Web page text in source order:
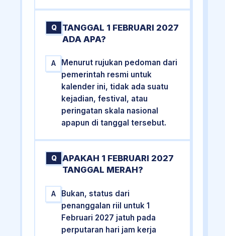
Q
TANGGAL 1 FEBRUARI 2027
ADA APA?
A
Menurut rujukan pedoman dari
pemerintah resmi untuk
kalender ini, tidak ada suatu
kejadian, festival, atau
peringatan skala nasional
apapun di tanggal tersebut.
Q
APAKAH 1 FEBRUARI 2027
TANGGAL MERAH?
A
Bukan, status dari
penanggalan riil untuk 1
Februari 2027 jatuh pada
perputaran hari jam kerja